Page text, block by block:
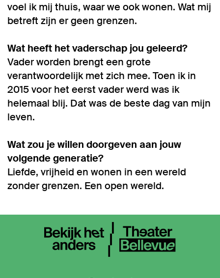
voel ik mij thuis, waar we ook wonen. Wat mij
betreft zijn er geen grenzen.
Wat heeft het vaderschap jou geleerd?
Vader worden brengt een grote
verantwoordelijk met zich mee. Toen ik in
2015 voor het eerst vader werd was ik
helemaal blij. Dat was de beste dag van mijn
leven.
Wat zou je willen doorgeven aan jouw
volgende generatie?
Liefde, vrijheid en wonen in een wereld
zonder grenzen. Een open wereld.